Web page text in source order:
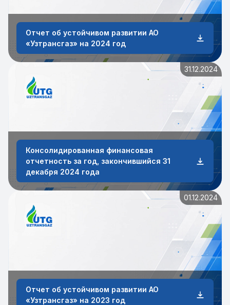
Отчет об устойчивом развитии АО
«Узтрансгаз» на 2024 год
31.12.2024
Консолидированная финансовая
отчетность за год, закончившийся 31
декабря 2024 года
01.12.2024
Отчет об устойчивом развитии АО
«Узтрансгаз» на 2023 год